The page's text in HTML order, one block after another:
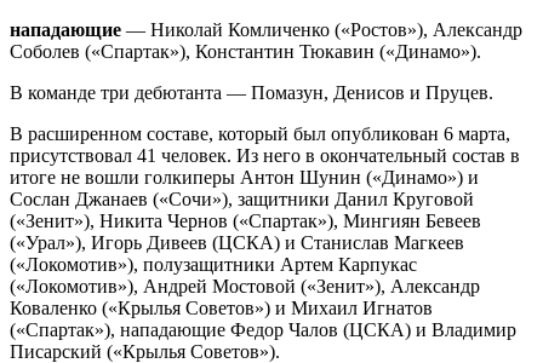
нападающие — Николай Комличенко («Ростов»), Александр
Соболев («Спартак»), Константин Тюкавин («Динамо»).
В команде три дебютанта — Помазун, Денисов и Пруцев.
В расширенном составе, который был опубликован 6 марта,
присутствовал 41 человек. Из него в окончательный состав в
итоге не вошли голкиперы Антон Шунин («Динамо») и
Сослан Джанаев («Сочи»), защитники Данил Круговой
(«Зенит»), Никита Чернов («Спартак»), Мингиян Бевеев
(«Урал»), Игорь Дивеев (ЦСКА) и Станислав Магкеев
(«Локомотив»), полузащитники Артем Карпукас
(«Локомотив»), Андрей Мостовой («Зенит»), Александр
Коваленко («Крылья Советов») и Михаил Игнатов
(«Спартак»), нападающие Федор Чалов (ЦСКА) и Владимир
Писарский («Крылья Советов»).